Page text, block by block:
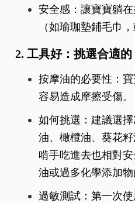
安全感：讓寶寶躺
（如瑜珈墊鋪毛巾
2. 工具好：挑選合適的
按摩油的必要性：
容易造成摩擦受傷。
如何挑選：建議選
油、橄欖油、葵花
啃手吃進去也相對
油或過多化學添加物
過敏測試：第一次